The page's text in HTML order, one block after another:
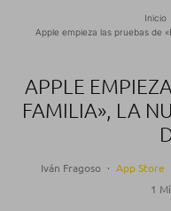
Inicio
Apple empieza las pruebas de
APPLE
FAMILIA», LA
Iván Fragoso · App Store
1